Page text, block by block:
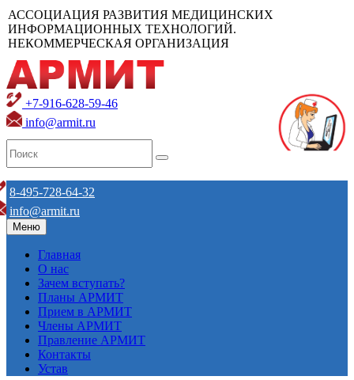
АССОЦИАЦИЯ РАЗВИТИЯ МЕДИЦИНСКИХ
ИНФОРМАЦИОННЫХ ТЕХНОЛОГИЙ.
НЕКОММЕРЧЕСКАЯ ОРГАНИЗАЦИЯ
+7-916-628-59-46
info@armit.ru
8-495-728-64-32
info@armit.ru
Меню
Главная
О нас
Зачем вступать?
Планы АРМИТ
Прием в АРМИТ
Члены АРМИТ
Правление АРМИТ
Контакты
Устав